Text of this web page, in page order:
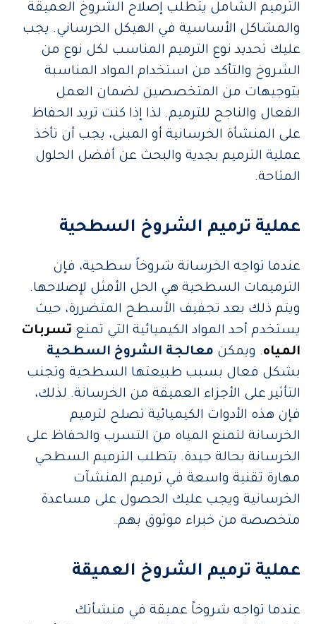
الترميم الشامل يتطلب إصلاح الشروخ العميقة
والمشاكل الأساسية في الهيكل الخرساني. يجب
عليك تحديد نوع الترميم المناسب لكل نوع من
الشروخ والتأكد من استخدام المواد المناسبة
بتوجيهات من المتخصصين لضمان العمل
الفعال والناجح للترميم. لذا إذا كنت تريد الحفاظ
على المنشأة الخرسانية أو المبنى، يجب أن تأخذ
عملية الترميم بجدية والبحث عن أفضل الحلول
المتاحة.
عملية ترميم الشروخ السطحية
عندما تواجه الخرسانة شروخاً سطحية، فإن
الترميمات السطحية هي الحل الأمثل لإصلاحها.
ويتم ذلك بعد تجفيف الأسطح المتضررة، حيث
يستخدم أحد المواد الكيميائية التي تمنع تسربات
المياه. ويمكن معالجة الشروخ السطحية
بشكل فعال بسبب طبيعتها السطحية وتجنب
التأثير على الأجزاء العميقة من الخرسانة. لذلك،
فإن هذه الأدوات الكيميائية تصلح لترميم
الخرسانة لتمنع المياه من التسرب والحفاظ على
الخرسانة بحالة جيدة. يتطلب الترميم السطحي
مهارة تقنية واسعة في ترميم المنشآت
الخرسانية ويجب عليك الحصول على مساعدة
متخصصة من خبراء موثوق بهم.
عملية ترميم الشروخ العميقة
عندما تواجه شروخاً عميقة في منشأتك